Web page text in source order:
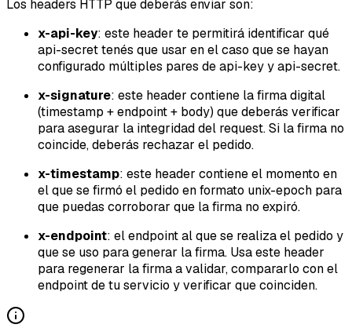
Los headers HTTP que deberás enviar son:
x-api-key: este header te permitirá identificar qué
api-secret tenés que usar en el caso que se hayan
configurado múltiples pares de api-key y api-secret.
x-signature: este header contiene la firma digital
(timestamp + endpoint + body) que deberás verificar
para asegurar la integridad del request. Si la firma no
coincide, deberás rechazar el pedido.
x-timestamp: este header contiene el momento en
el que se firmó el pedido en formato unix-epoch para
que puedas corroborar que la firma no expiró.
x-endpoint: el endpoint al que se realiza el pedido y
que se uso para generar la firma. Usa este header
para regenerar la firma a validar, compararlo con el
endpoint de tu servicio y verificar que coinciden.